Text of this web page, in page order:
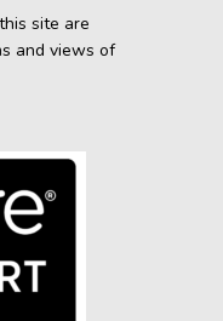
site are
and views of